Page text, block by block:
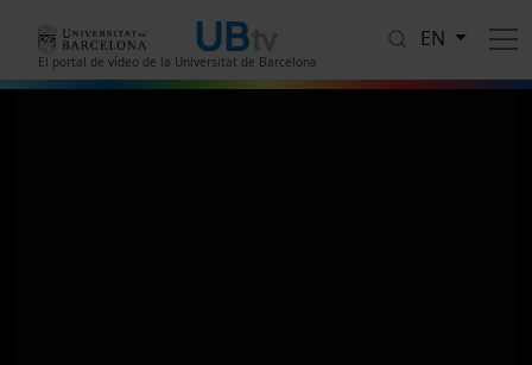
El portal de vídeo de la Universitat de Barcelona
EN